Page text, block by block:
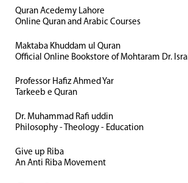
Quran Acedemy Lahore
Online Quran and Arabic Courses
Maktaba Khuddam ul Quran
Official Online Bookstore of Mohtaram Dr.
Professor Hafiz Ahmed Yar
Tarkeeb e Quran
Dr. Muhammad Rafi uddin
Philosophy - Theology - Education
Give up Riba
An Anti Riba Movement